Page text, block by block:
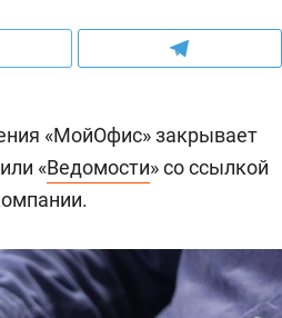
«МойОфис» закрывает
«Ведомости» со ссылкой